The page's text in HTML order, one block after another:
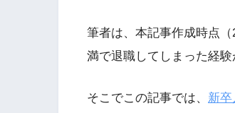
筆者は、本記事作成時点
満で退職してしまった経験
そこでこの記事では、 新